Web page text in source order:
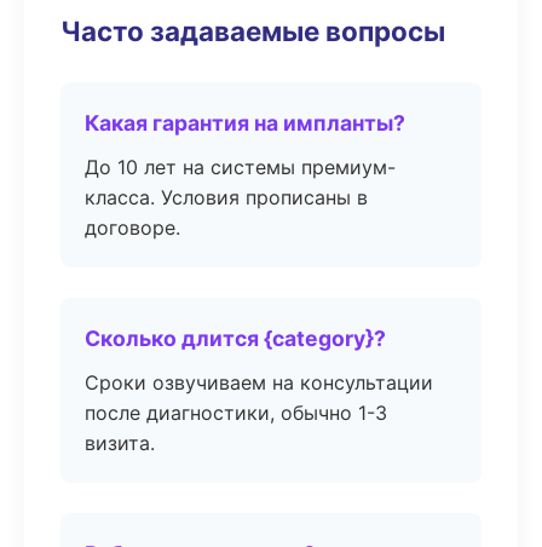
Часто задаваемые вопросы
Какая гарантия на импланты?
До 10 лет на системы премиум-
класса. Условия прописаны в
договоре.
Сколько длится {category}?
Сроки озвучиваем на консультации
после диагностики, обычно 1-3
визита.